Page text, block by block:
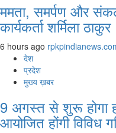
ममता, समर्पण और
कार्यकर्ता शर्मिला ठाकुर
6 hours ago
देश
प्रदेश
मुख्य ख़बर
9 अगस्‍त से शुरू होगा
आयोजित होंगी विविध